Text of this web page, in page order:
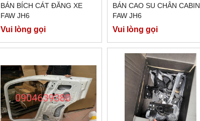
BÁN BÍCH CÁT ĐĂNG XE
FAW JH6
Vui lòng gọi
BÁN CAO SU CHÂN CABIN
FAW JH6
Vui lòng gọi